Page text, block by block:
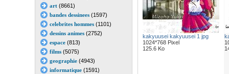
art(8661)
bandes dessinees(1597)
celebrites hommes(1101)
dessins animes(2752)
espace(813)
films(5075)
geographie(4943)
informatique(1591)
kakyuusei kakyuusei 1 jpg
1024*768 Pixel
125.6 Ko